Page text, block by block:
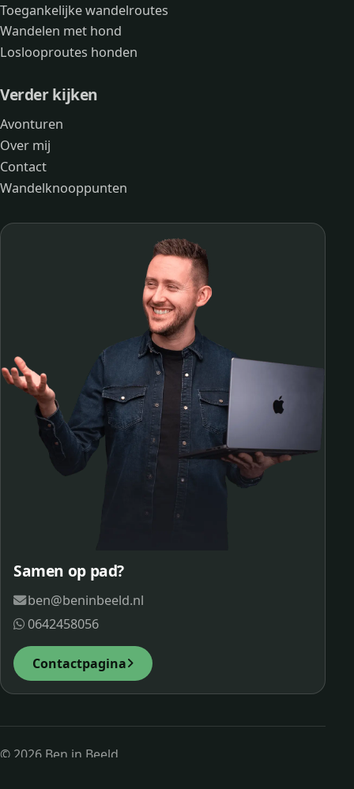
Toegankelijke wandelroutes
Wandelen met hond
Loslooproutes honden
Verder kijken
Avonturen
Over mij
Contact
Wandelknooppunten
Samen op pad?
ben@beninbeeld.nl
0642458056
Contactpagina
© 2026 Ben in Beeld